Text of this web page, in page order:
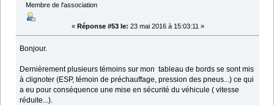
Membre de l'association
« Réponse #53 le: 23 mai 2016 à 15:03:11 »
Bonjour.
Dernièrement plusieurs témoins sur mon tableau de bords se sont mis
à clignoter (ESP, témoin de préchauffage, pression des pneus...) ce qui
a eu pour conséquence une mise en sécurité du véhicule ( vitesse
réduite...).